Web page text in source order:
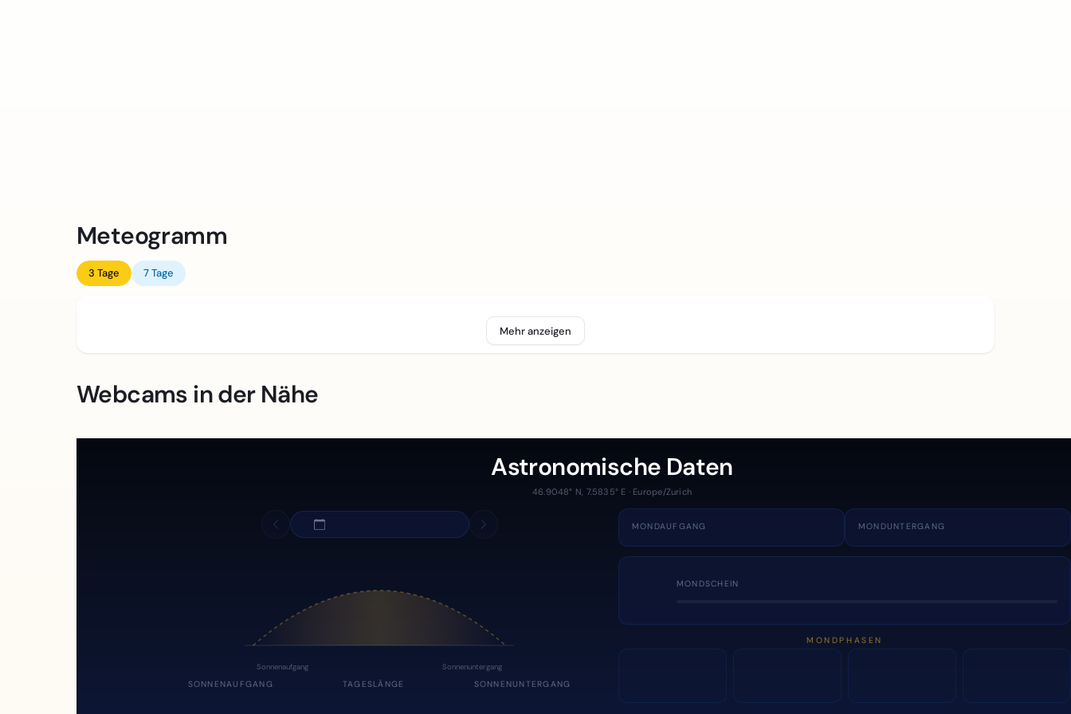
Meteogramm
3 Tage 7 Tage
Mehr anzeigen
Webcams in der Nähe
Astronomische Daten
46.9048° N, 7.5835° E · Europe/Zurich
Sonnenaufgang Sonnenuntergang
SONNENAUFGANG TAGESLÄNGE SONNENUNTERGANG
MONDAUFGANG MONDUNTERGANG
MONDSCHEIN
MONDPHASEN